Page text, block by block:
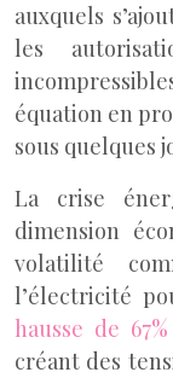
auxquels
les
équation en
sous quelques
La crise
dimension
volatilité
l’électricité
hausse de
créant des